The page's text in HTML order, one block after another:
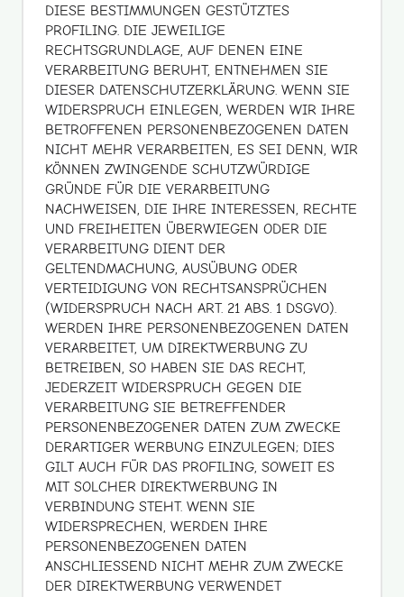
DIESE BESTIMMUNGEN GESTÜTZTES
PROFILING. DIE JEWEILIGE
RECHTSGRUNDLAGE, AUF DENEN EINE
VERARBEITUNG BERUHT, ENTNEHMEN SIE
DIESER DATENSCHUTZERKLÄRUNG. WENN SIE
WIDERSPRUCH EINLEGEN, WERDEN WIR IHRE
BETROFFENEN PERSONENBEZOGENEN DATEN
NICHT MEHR VERARBEITEN, ES SEI DENN, WIR
KÖNNEN ZWINGENDE SCHUTZWÜRDIGE
GRÜNDE FÜR DIE VERARBEITUNG
NACHWEISEN, DIE IHRE INTERESSEN, RECHTE
UND FREIHEITEN ÜBERWIEGEN ODER DIE
VERARBEITUNG DIENT DER
GELTENDMACHUNG, AUSÜBUNG ODER
VERTEIDIGUNG VON RECHTSANSPRÜCHEN
(WIDERSPRUCH NACH ART. 21 ABS. 1 DSGVO).
WERDEN IHRE PERSONENBEZOGENEN DATEN
VERARBEITET, UM DIREKTWERBUNG ZU
BETREIBEN, SO HABEN SIE DAS RECHT,
JEDERZEIT WIDERSPRUCH GEGEN DIE
VERARBEITUNG SIE BETREFFENDER
PERSONENBEZOGENER DATEN ZUM ZWECKE
DERARTIGER WERBUNG EINZULEGEN; DIES
GILT AUCH FÜR DAS PROFILING, SOWEIT ES
MIT SOLCHER DIREKTWERBUNG IN
VERBINDUNG STEHT. WENN SIE
WIDERSPRECHEN, WERDEN IHRE
PERSONENBEZOGENEN DATEN
ANSCHLIESSEND NICHT MEHR ZUM ZWECKE
DER DIREKTWERBUNG VERWENDET